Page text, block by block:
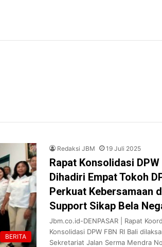
BERITA
Redaksi JBM 19 Juli 2025
Rapat Konsolidasi DPW
Dihadiri Empat Tokoh
Perkuat Kebersamaan
Support Sikap Bela
Jbm.co.id-DENPASAR | Rapat
Konsolidasi DPW FBN RI Bali
Sekretariat Jalan Serma Mendra